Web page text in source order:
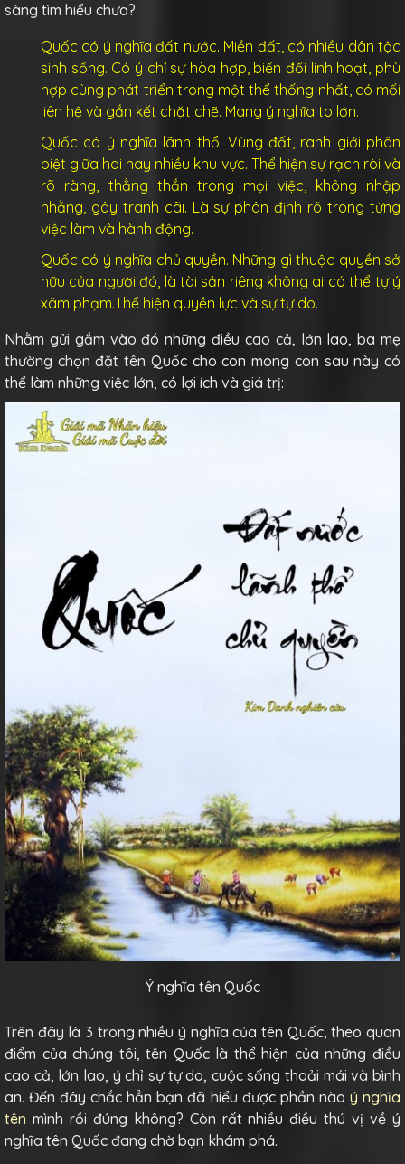
sàng tìm hiểu chưa?
Quốc có ý nghĩa đất nước. Miền đất, có nhiều dân tộc
sinh sống. Có ý chỉ sự hòa hợp, biến đổi linh hoạt, phù
hợp cùng phát triển trong một thể thống nhất, có mối
liên hệ và gắn kết chặt chẽ. Mang ý nghĩa to lớn.
Quốc có ý nghĩa lãnh thổ. Vùng đất, ranh giới phân
biệt giữa hai hay nhiều khu vực. Thể hiện sự rạch ròi và
rõ ràng, thẳng thắn trong mọi việc, không nhập
nhằng, gây tranh cãi. Là sự phân định rõ trong từng
việc làm và hành động.
Quốc có ý nghĩa chủ quyền. Những gì thuộc quyền sở
hữu của người đó, là tài sản riêng không ai có thể tự ý
xâm phạm.Thể hiện quyền lực và sự tự do.
Nhằm gửi gắm vào đó những điều cao cả, lớn lao, ba mẹ
thường chọn đặt tên Quốc cho con mong con sau này có
thể làm những việc lớn, có lợi ích và giá trị:
Ý nghĩa tên Quốc
Trên đây là 3 trong nhiều ý nghĩa của tên Quốc, theo quan
điểm của chúng tôi, tên Quốc là thể hiện của những điều
cao cả, lớn lao, ý chỉ sự tự do, cuộc sống thoải mái và bình
an. Đến đây chắc hẳn bạn đã hiểu được phần nào ý nghĩa
tên mình rồi đúng không? Còn rất nhiều điều thú vị về ý
nghĩa tên Quốc đang chờ bạn khám phá.